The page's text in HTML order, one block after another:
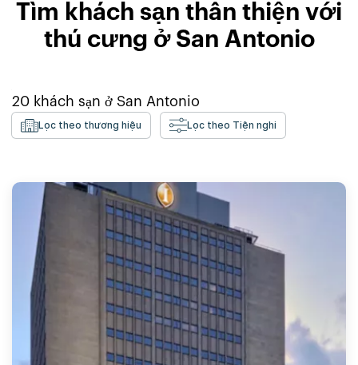
Tìm khách sạn thân thiện với
thú cưng ở San Antonio
20 khách sạn ở San Antonio
Lọc theo thương hiệu Lọc theo Tiện nghi